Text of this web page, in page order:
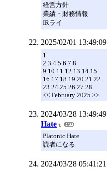
経営方針
業績・財務情報
IRライ
2025/02/01 13:49:09
1
2 3 4 5 6 7 8
9 10 11 12 13 14 15
16 17 18 19 20 21 22
23 24 25 26 27 28
<< February 2025 >>
2024/03/28 13:49:49
Hate
Platonic Hate
読者になる
2024/03/28 05:41:21